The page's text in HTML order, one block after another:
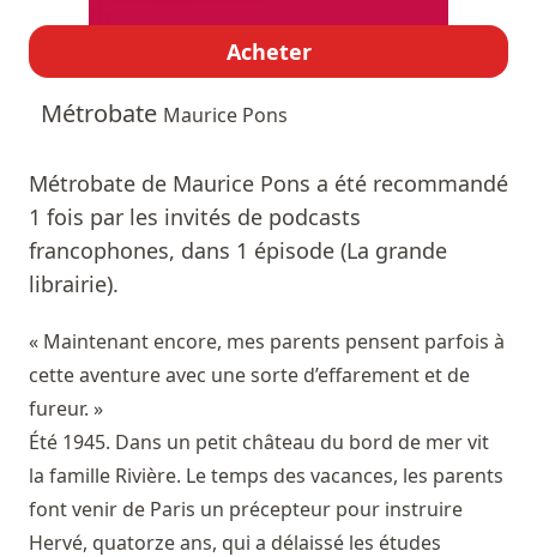
Acheter
Métrobate Maurice Pons
Métrobate de Maurice Pons a été recommandé
1 fois par les invités de podcasts
francophones, dans 1 épisode (La grande
librairie).
« Maintenant encore, mes parents pensent parfois à
cette aventure avec une sorte d’effarement et de
fureur. »
Été 1945. Dans un petit château du bord de mer vit
la famille Rivière. Le temps des vacances, les parents
font venir de Paris un précepteur pour instruire
Hervé, quatorze ans, qui a délaissé les études